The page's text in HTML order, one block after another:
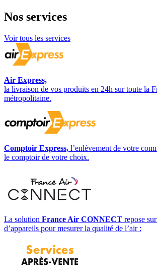
Nos services
Voir tous les services
Air Express,
la livraison de vos produits en 24h sur toute la
métropolitaine.
Comptoir Express, l’enlèvement de votre
le comptoir de votre choix.
La solution France Air CONNECT repose
d’appareils pour mesurer la qualité de l’air :